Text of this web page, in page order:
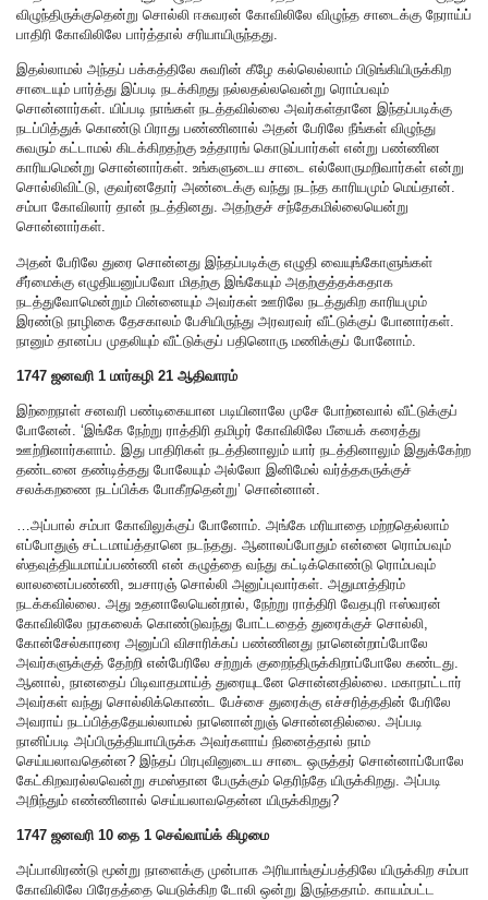
விழுந்திருக்குதென்று சொல்லி ஈசுவரன் கோவிலிலே விழுந்த சாடைக்கு நேராய்ப்
பாதிரி கோவிலிலே பார்த்தால் சரியாயிருந்தது.
இதல்லாமல் அந்தப் பக்கத்திலே சுவரின் கீழே கல்லெல்லாம் பிடுங்கியிருக்கிற
சாடையும் பார்த்து இப்படி நடக்கிறது நல்லதல்லவென்று ரொம்பவும்
சொன்னார்கள். யிப்படி நாங்கள் நடத்தவில்லை அவர்கள்தானே இந்தப்படிக்கு
நடப்பித்துக் கொண்டு பிராது பண்ணினால் அதன் பேரிலே நீங்கள் விழுந்து
சுவரும் கட்டாமல் கிடக்கிறதற்கு உத்தாரங் கொடுப்பார்கள் என்று பண்ணின
காரியமென்று சொன்னார்கள். உங்களுடைய சாடை எல்லோருமறிவார்கள் என்று
சொல்லிவிட்டு, குவர்னதோர் அண்டைக்கு வந்து நடந்த காரியமும் மெய்தான்.
சம்பா கோவிலார் தான் நடத்தினது. அதற்குச் சந்தேகமில்லையென்று
சொன்னார்கள்.
அதன் பேரிலே துரை சொன்னது இந்தப்படிக்கு எழுதி வையுங்கோளுங்கள்
சீர்மைக்கு எழுதியனுப்பவோ மிதற்கு இங்கேயும் அதற்குத்தக்கதாக
நடத்துவோமென்றும் பின்னையும் அவர்கள் ஊரிலே நடத்துகிற காரியமும்
இரண்டு நாழிகை தேசகாலம் பேசியிருந்து அரவரவர் வீட்டுக்குப் போனார்கள்.
நானும் தானப்ப முதலியும் வீட்டுக்குப் பதினொரு மணிக்குப் போனோம்.
1747 ஜனவரி 1 மார்கழி 21 ஆதிவாரம்
இற்றைநாள் சனவரி பண்டிகையான படியினாலே முசே போற்னவால் வீட்டுக்குப்
போனேன். ‘இங்கே நேற்று ராத்திரி தமிழர் கோவிலிலே பீயைக் கரைத்து
ஊற்றினார்களாம். இது பாதிரிகள் நடத்தினாலும் யார் நடத்தினாலும் இதுக்கேற்ற
தண்டனை தண்டித்தது போலேயும் அல்லோ இனிமேல் வர்த்தகருக்குச்
சலக்கறணை நடப்பிக்க போகீறதென்று’ சொன்னான்.
…அப்பால் சம்பா கோவிலுக்குப் போனோம். அங்கே மரியாதை மற்றதெல்லாம்
எப்போதுஞ் சட்டமாய்த்தானெ நடந்தது. ஆனாலப்போதும் என்னை ரொம்பவும்
ஸ்தவுத்தியமாய்ப்பண்ணி என் கழுத்தை வந்து கட்டிக்கொண்டு ரொம்பவும்
லாலனைப்பண்ணி, உபசாரஞ் சொல்லி அனுப்புவார்கள். அதுமாத்திரம்
நடக்கவில்லை. அது உதனாலேயென்றால், நேற்று ராத்திரி வேதபுரி ஈஸ்வரன்
கோவிலிலே நரகலைக் கொண்டுவந்து போட்டதைத் துரைக்குச் சொல்லி,
கோன்சேல்காரரை அனுப்பி விசாரிக்கப் பண்ணினது நானென்றாப்போலே
அவர்களுக்குத் தேற்றி என்பேரிலே சற்றுக் குறைந்திருக்கிறாப்போலே கண்டது.
ஆனால், நானதைப் பிடிவாதமாய்த் துரையுடனே சொன்னதில்லை. மகாநாட்டார்
அவர்கள் வந்து சொல்லிக்கொண்ட பேச்சை துரைக்கு எச்சரித்ததின் பேரிலே
அவராய் நடப்பித்ததேயல்லாமல் நானொன்றுஞ் சொன்னதில்லை. அப்படி
நானிப்படி அப்பிருத்தியாயிருக்க அவர்களாய் நினைத்தால் நாம்
செய்யலாவதென்ன? இந்தப் பிரபுவினுடைய சாடை ஒருத்தர் சொன்னாப்போலே
கேட்கிறவரல்லவென்று சமஸ்தான பேருக்கும் தெரிந்தே யிருக்கிறது. அப்படி
அறிந்தும் எண்ணினால் செய்யலாவதென்ன யிருக்கிறது?
1747 ஜனவரி 10 தை 1 செவ்வாய்க் கிழமை
அப்பாலிரண்டு மூன்று நாளைக்கு முன்பாக அரியாங்குப்பத்திலே யிருக்கிற சம்பா
கோவிலிலே பிரேதத்தை யெடுக்கிற டோலி ஒன்று இருந்ததாம். காயம்பட்ட